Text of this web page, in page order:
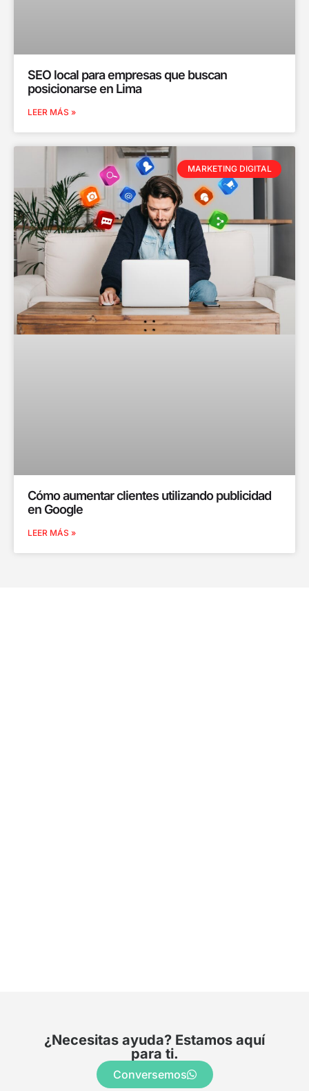
SEO local para empresas que buscan
posicionarse en Lima
LEER MÁS »
MARKETING DIGITAL
Cómo aumentar clientes utilizando publicidad
en Google
LEER MÁS »
¿Necesitas ayuda? Estamos aquí
para ti.
Conversemos